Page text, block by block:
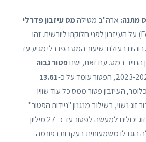
מתנה: ארה"ב מטילהמס עיזבון פדרלי
(Federal Estate Tax) על העיזבון לפני חלוקתו ליורשים. זהו
בעולם: שיעור המס הפדרלי מגיע עד
פטור גבוה
13.61
העיזבון פטור ממס כל עוד שוויו
נשוי, בשילוב מנגנון "ניידות הפטור"
(Portability), בני הזוג יכולים למעשה לפטור עד כ-27 מיליון
הוגדלו משמעותית בעקבות רפורמה